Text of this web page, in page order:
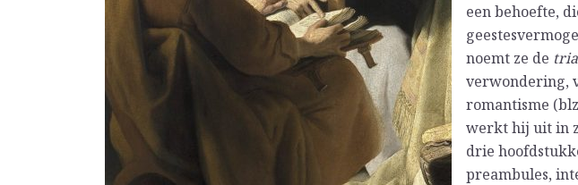
een behoefte,
noemt ze de
verwondering,
romantisme
werkt hij uit in
drie
preambules,